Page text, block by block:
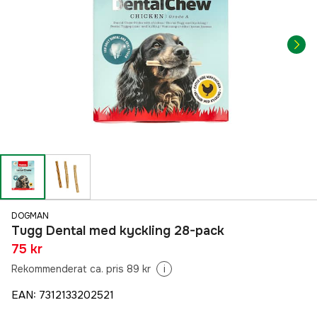
DOGMAN
Tugg Dental med kyckling 28-pack
75 kr
Rekommenderat ca. pris 89 kr i
EAN: 7312133202521